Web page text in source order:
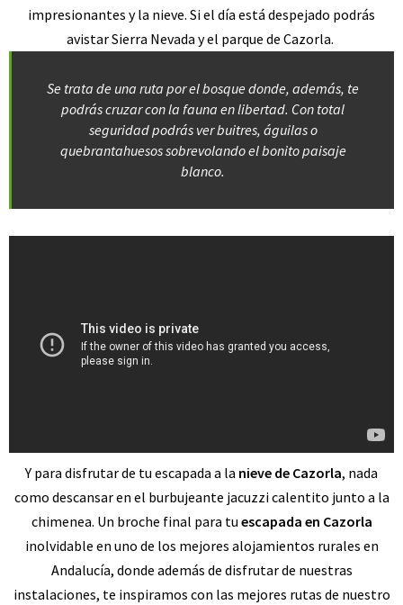
impresionantes y la nieve. Si el día está despejado podrás
avistar Sierra Nevada y el parque de Cazorla.
Se trata de una ruta por el bosque donde, además, te
podrás cruzar con la fauna en libertad. Con total
seguridad podrás ver buitres, águilas o
quebrantahuesos sobrevolando el bonito paisaje
blanco.
Y para disfrutar de tu escapada a la nieve de Cazorla, nada
como descansar en el burbujeante jacuzzi calentito junto a la
chimenea. Un broche final para tu escapada en Cazorla
inolvidable en uno de los mejores alojamientos rurales en
Andalucía, donde además de disfrutar de nuestras
instalaciones, te inspiramos con las mejores rutas de nuestro